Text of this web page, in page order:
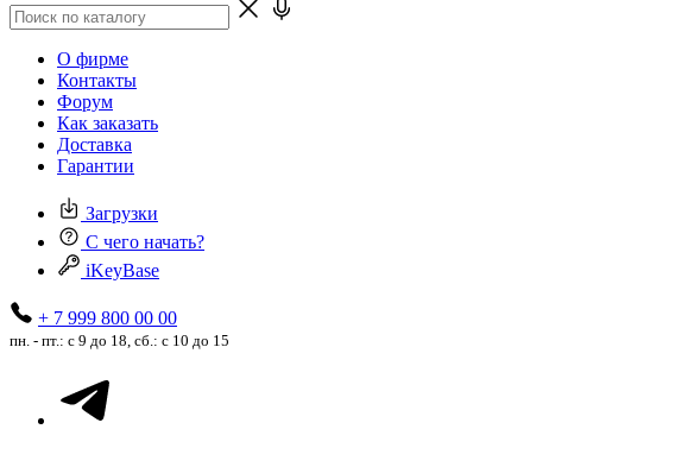
О фирме
Контакты
Форум
Как заказать
Доставка
Гарантии
Загрузки
С чего начать?
iKeyBase
+ 7 999 800 00 00
пн. - пт.: с 9 до 18, сб.: с 10 до 15